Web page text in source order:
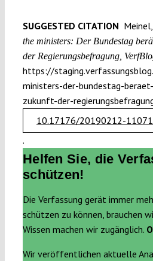
SUGGESTED CITATION
the ministers: Der Bundestag
der Regierungsbefragung,
https://
ministers-der-bundestag-
zukunft-der-
10.17176/20190212-
.
Helfen Sie, die
schützen!
Die Verfassung gerät immer
schützen zu können, brauchen
Wissen machen wir zugänglich.
Wir veröffentlichen aktuelle